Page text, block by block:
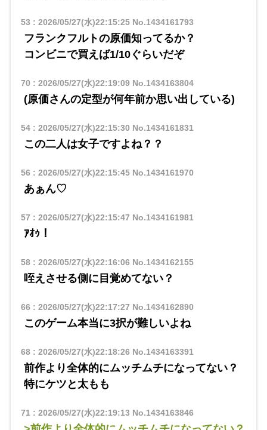
53 : 2026/05/27(水)22:15:25No.1434161793
フランクフルトの原価知ってるか？
コンビニで買えば1/10ぐらいだぞ
70 : 2026/05/27(水)22:19:09No.1434163804
(原価さんの定型が何年前か思い出している)
54: 2026/05/27(水)22:15:30 No.1434161831
この二人は女子ですよね？？
56 : 2026/05/27(水)22:15:45No.1434161970
あぁん♡
57 : 2026/05/27(水)22:15:47 No.1434161981
ｱｵｩ！
58: 2026/05/27(水)22:16:06 No.1434162155
咥えさせる側に目覚めてない？
66 : 2026/05/27(水)22:17:27 No.1434162890
このゲーム本当に3択が難しいよね
68: 2026/05/27(水)22:18:26 No.1434163391
前作より全体的にムッチムチになってない？
特にケツと太もも
71 : 2026/05/27(水)22:19:13 No.1434163846